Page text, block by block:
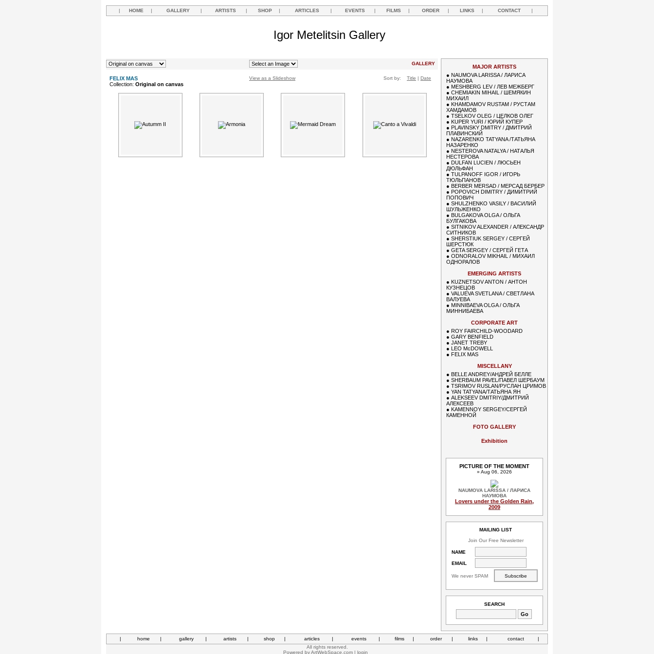
| HOME | GALLERY | ARTISTS | SHOP | ARTICLES | EVENTS | FILMS | ORDER | LINKS | CONTACT |
Igor Metelitsin Gallery
GALLERY
FELIX MAS View as a Slideshow Sort by: Title | Date
Collection: Original on canvas
MAJOR ARTISTS
● NAUMOVA LARISSA / ЛАРИСА
НАУМОВА
● MESHBERG LEV / ЛЕВ МЕЖБЕРГ
● CHEMIAKIN MIHAIL / ШЕМЯКИН
МИХАИЛ
● KHAMDAMOV RUSTAM / РУСТАМ
ХАМДАМОВ
● TSELKOV OLEG / ЦЕЛКОВ ОЛЕГ
● KUPER YURI / ЮРИЙ КУПЕР
● PLAVINSKY DMITRY / ДМИТРИЙ
ПЛАВИНСКИЙ
● NAZARENKO TATYANA /ТАТЬЯНА
НАЗАРЕНКО
● NESTEROVA NATALYA / НАТАЛЬЯ
НЕСТЕРОВА
● DULFAN LUCIEN / ЛЮСЬЕН
ДЮЛЬФАН
● TULPANOFF IGOR / ИГОРЬ
ТЮЛЬПАНОВ
● BERBER MERSAD / МЕРСАД БЕРБЕР
● POPOVICH DIMITRY / ДИМИТРИЙ
ПОПОВИЧ
● SHULZHENKO VASILY / ВАСИЛИЙ
ШУЛЬЖЕНКО
● BULGAKOVA OLGA / ОЛЬГА
БУЛГАКОВА
● SITNIKOV ALEXANDER / АЛЕКСАНДР
СИТНИКОВ
● SHERSTIUK SERGEY / СЕРГЕЙ
ШЕРСТЮК
● GETA SERGEY / СЕРГЕЙ ГЕТА
● ODNORALOV MIKHAIL / МИХАИЛ
ОДНОРАЛОВ
EMERGING ARTISTS
● KUZNETSOV ANTON / АНТОН
КУЗНЕЦОВ
● VALUEVA SVETLANA / СВЕТЛАНА
ВАЛУЕВА
● MINNIBAEVA OLGA / ОЛЬГА
МИННИБАЕВА
CORPORATE ART
● ROY FAIRCHILD-WOODARD
● GARY BENFIELD
● JANET TREBY
● LEO McDOWELL
● FELIX MAS
MISCELLANY
● BELLE ANDREY/АНДРЕЙ БЕЛЛЕ
● SHERBAUM PAVEL/ПАВЕЛ ШЕРБАУМ
● TSRIMOV RUSLAN/РУСЛАН ЦРИМОВ
● YAN TATYANA/ТАТЬЯНА ЯН
● ALEKSEEV DMITRIY/ДМИТРИЙ
АЛЕКСЕЕВ
● KAMENNOY SERGEY/СЕРГЕЙ
КАМЕННОЙ
FOTO GALLERY
Exhibition
PICTURE OF THE MOMENT
» Aug 06, 2026
NAUMOVA LARISSA / ЛАРИСА
НАУМОВА
Lovers under the Golden Rain,
2009
MAILING LIST
Join Our Free Newsletter
NAME
EMAIL
We never SPAM
SEARCH
| home | gallery | artists | shop | articles | events | films | order | links | contact
|
All rights reserved.
Powered byArtWebSpace.com | login